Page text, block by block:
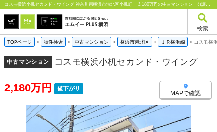
コスモ横浜小机セカンド・ウイング 神奈川県横浜市港北区小机町 ｜2,180万円の中古マンション｜分譲住宅や新築物件｜エムイーPLUS横浜
検索
TOPページ > 物件検索 > 中古マンション > 横浜市港北区 > ＪＲ横浜線 > コスモ横
中古マンション コスモ横浜小机セカンド・ウイング
2,180万円 値下がり
MAPで確認